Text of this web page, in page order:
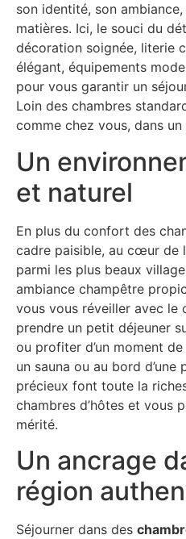
son identité, son
matières. Ici, le souci du
décoration soignée, literie
élégant, équipements
pour vous garantir un
Loin des chambres
comme chez vous, dans
Un
et naturel
En plus du confort des
cadre paisible, au cœur de
parmi les plus beaux
ambiance champêtre
vous vous réveiller avec le
prendre un petit déjeuner
ou profiter d’un moment
un sauna ou au bord d’une
précieux font toute la
chambres d’hôtes et vous
mérité.
Un ancrage
région
Séjourner dans des